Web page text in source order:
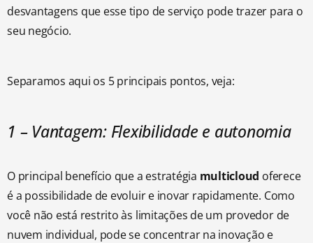
desvantagens que esse tipo de serviço pode trazer para o
seu negócio.
Separamos aqui os 5 principais pontos, veja:
1 – Vantagem: Flexibilidade e autonomia
O principal benefício que a estratégia multicloud oferece
é a possibilidade de evoluir e inovar rapidamente. Como
você não está restrito às limitações de um provedor de
nuvem individual, pode se concentrar na inovação e